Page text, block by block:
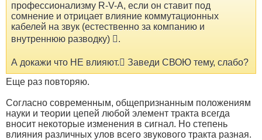
профессионализму R-V-A, если он ставит под
сомнение и отрицает влияние коммутационных
кабелей на звук (естественно за компанию и
внутреннюю разводку) .
А докажи что НЕ влияют. Заведи СВОЮ тему, слабо?
Еще раз повторяю.
Согласно современным, общепризнанным положениям
науки и теории цепей любой элемент тракта всегда
вносит некоторые изменения в сигнал. Но степень
влияния различных улов всего звукового тракта разная.